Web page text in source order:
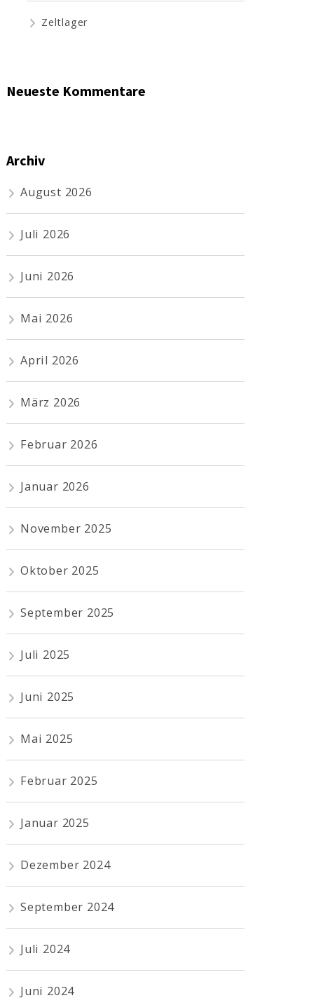
Zeltlager
Neueste Kommentare
Archiv
August 2026
Juli 2026
Juni 2026
Mai 2026
April 2026
März 2026
Februar 2026
Januar 2026
November 2025
Oktober 2025
September 2025
Juli 2025
Juni 2025
Mai 2025
Februar 2025
Januar 2025
Dezember 2024
September 2024
Juli 2024
Juni 2024